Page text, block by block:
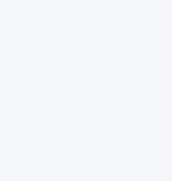
آلودگی هوا بر سلامت روان
کاهش آلودگی هوا از طریق
پاک، توسعه حمل‌ونقل عمومی و
باشند.